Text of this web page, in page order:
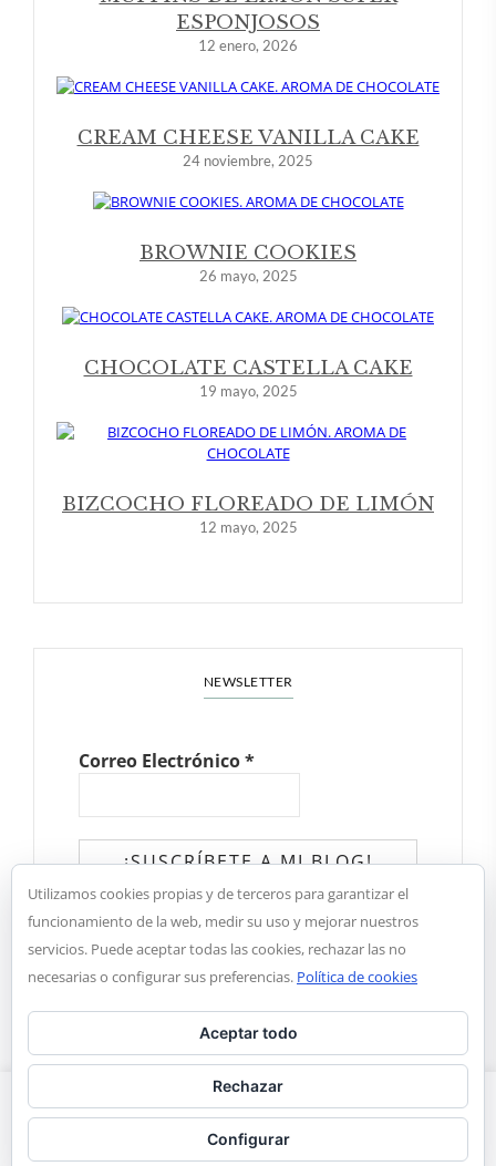
ESPONJOSOS
12 enero, 2026
CREAM CHEESE VANILLA CAKE
24 noviembre, 2025
BROWNIE COOKIES
26 mayo, 2025
CHOCOLATE CASTELLA CAKE
19 mayo, 2025
BIZCOCHO FLOREADO DE LIMÓN
12 mayo, 2025
NEWSLETTER
Correo Electrónico*
✓ He leído y acepto la política de
privacidad
Copyright © 2018. Aroma de chocolate |Notal legal y
condiciones de privacidad
Estamos utilizando cookies para brindarle la mejor experiencia en
nuestra web. Puede obtener más información sobre las cookies
que usamos o desactivarlas en ajustes.
Aceptar Leer Más
Utilizamos cookies propias y de terceros para garantizar el
funcionamiento de la web, medir su uso y mejorar nuestros
servicios. Puede aceptar todas las cookies, rechazar las no
necesarias o configurar sus preferencias. Política de cookies
Aceptar todo
Rechazar
Configurar